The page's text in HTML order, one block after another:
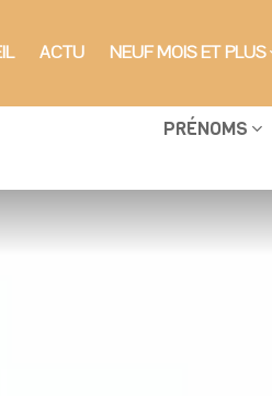
ACTU NEUF MOIS ET PLUS
PRÉNOMS